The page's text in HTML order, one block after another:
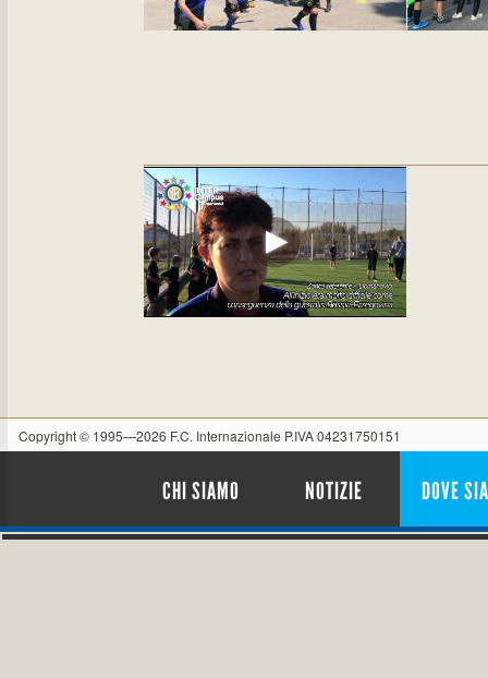
Copyright © 1995—2026 F.C. Internazionale P.IVA 04231750151
CHI SIAMO NOTIZIE DOVE